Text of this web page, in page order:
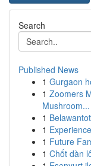
Search
Published News
1 Gurgaon
1 Zoomers
Mushroom...
1
1
1 Future
1 Chốt dàn